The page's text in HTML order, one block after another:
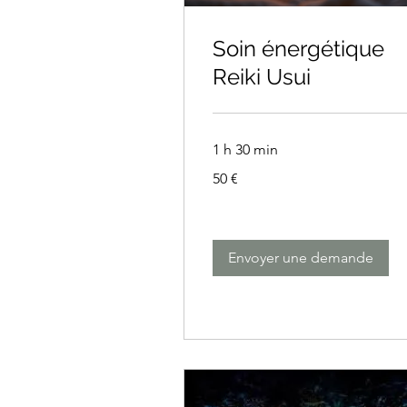
Soin énergétique
Reiki Usui
1 h 30 min
euros
50 €
Envoyer une demande